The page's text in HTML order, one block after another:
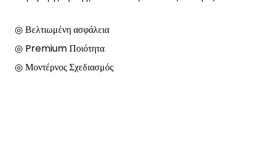
◎ Βελτιωμένη ασφάλεια
◎ Premium Ποιότητα
◎ Μοντέρνος Σχεδιασμός